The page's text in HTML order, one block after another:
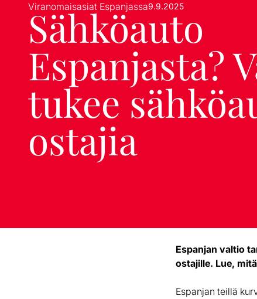
Viranomaisasiat Espanjassa9.9.2025
Sähköauto
Espanjasta?
tukee
ostajia
Espanjan valtio
ostajille. Lue,
Espanjan teillä